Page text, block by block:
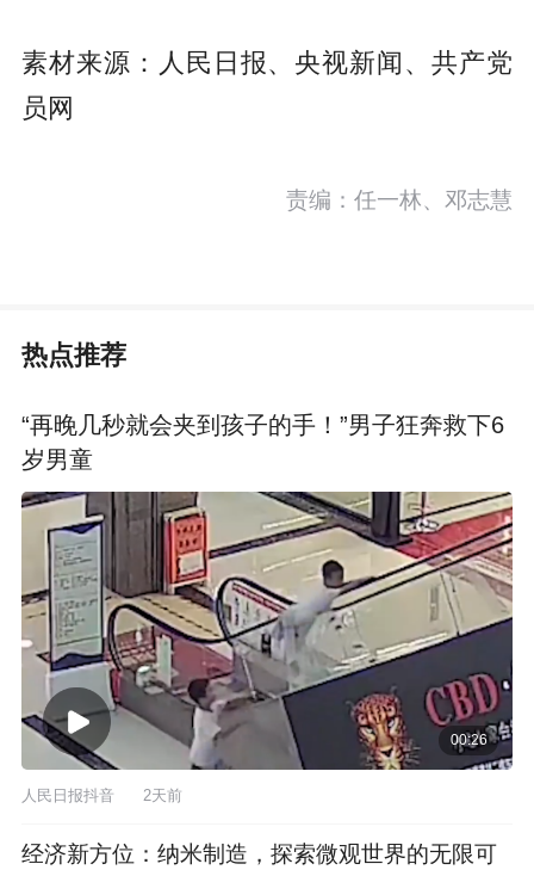
素材来源：人民日报、央视新闻、共产党
员网
责编：任一林、邓志慧
热点推荐
“再晚几秒就会夹到孩子的手！”男子狂奔救下6
岁男童
00:26
人民日报抖音 2天前
经济新方位：纳米制造，探索微观世界的无限可